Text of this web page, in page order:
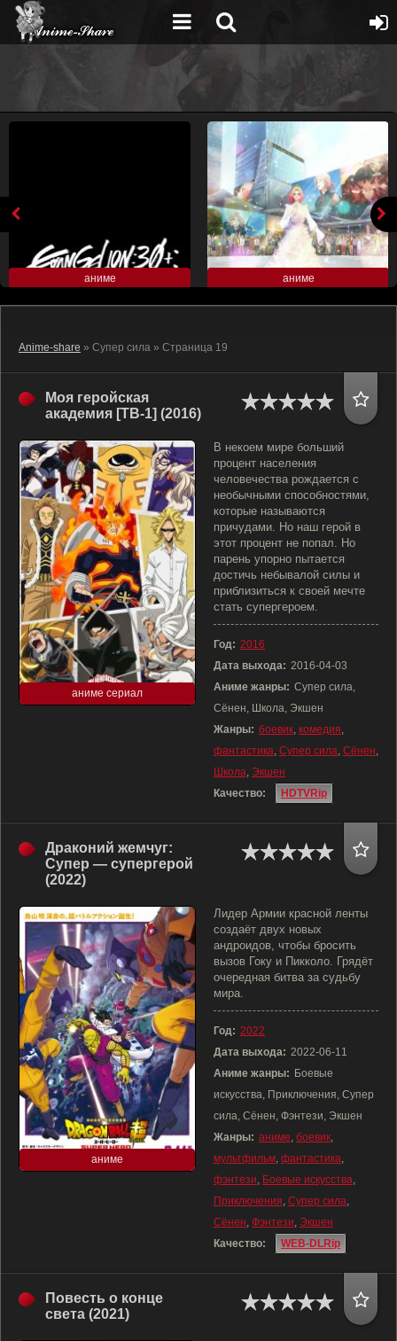
аниме аниме
Anime-share » Супер сила » Страница 19
Моя геройская
академия [ТВ-1] (2016)
аниме сериал
В некоем мире больший
процент населения
человечества рождается с
необычными способностями,
которые называются
причудами. Но наш герой в
этот процент не попал. Но
парень упорно пытается
достичь небывалой силы и
приблизиться к своей мечте
стать супергероем.
Год: 2016
Дата выхода: 2016-04-03
Аниме жанры: Супер сила,
Сёнен, Школа, Экшен
Жанры: боевик, комедия,
фантастика, Супер сила, Сёнен,
Школа, Экшен
Качество:
HDTVRip
Драконий жемчуг:
Супер — супергерой
(2022)
аниме
Лидер Армии красной ленты
создаёт двух новых
андроидов, чтобы бросить
вызов Гоку и Пикколо. Грядёт
очередная битва за судьбу
мира.
Год: 2022
Дата выхода: 2022-06-11
Аниме жанры: Боевые
искусства, Приключения, Супер
сила, Сёнен, Фэнтези, Экшен
Жанры: аниме, боевик,
мультфильм, фантастика,
фэнтези, Боевые искусства,
Приключения, Супер сила,
Сёнен, Фэнтези, Экшен
Качество:
WEB-DLRip
Повесть о конце
света (2021)